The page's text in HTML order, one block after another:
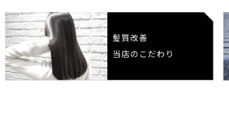
髪質改善
当店のこだわり